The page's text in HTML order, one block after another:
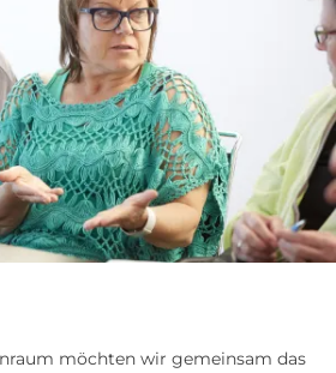
möchten wir gemeinsam das